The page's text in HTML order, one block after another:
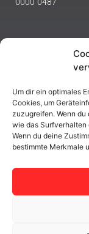
Um dir ein optimales
Cookies, um
zuzugreifen. Wenn
wie das Surfverhalten
Wenn du deine
bestimmte Merkmale